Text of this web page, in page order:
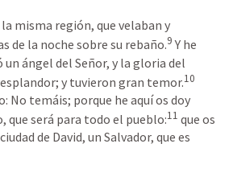
misma región, que velaban y
de la noche sobre su rebaño.9 Y he
un ángel del Señor, y la gloria del
y tuvieron gran temor.10
No temáis; porque he aquí os doy
que será para todo el pueblo:11 que os
de David, un Salvador, que es